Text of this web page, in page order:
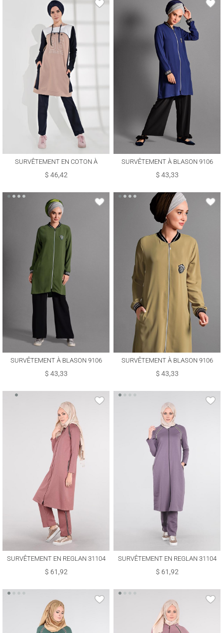
SURVÊTEMENT EN COTON À
CAPUCHE 7928
$ 46,42
SURVÊTEMENT À BLASON 9106
$ 43,33
SURVÊTEMENT À BLASON 9106
$ 43,33
SURVÊTEMENT À BLASON 9106
$ 43,33
SURVÊTEMENT EN REGLAN 31104
$ 61,92
SURVÊTEMENT EN REGLAN 31104
$ 61,92